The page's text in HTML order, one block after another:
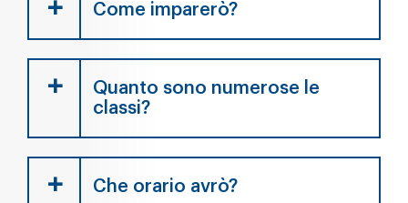
Come imparerò?
Quanto sono numerose le
classi?
Che orario avrò?